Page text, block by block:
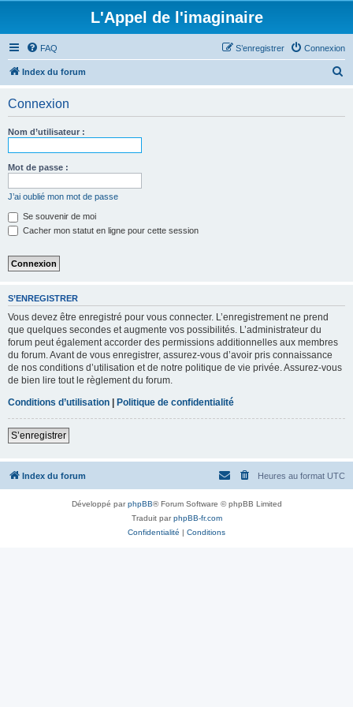
L'Appel de l'imaginaire
FAQ Connexion
S’enregistrer
Index du forum
Connexion
Nom d’utilisateur :
Mot de passe :
J’ai oublié mon mot de passe
Se souvenir de moi
Cacher mon statut en ligne pour cette session
S’ENREGISTRER
Vous devez être enregistré pour vous connecter. L’enregistrement ne prend
que quelques secondes et augmente vos possibilités. L’administrateur du
forum peut également accorder des permissions additionnelles aux membres
du forum. Avant de vous enregistrer, assurez-vous d’avoir pris connaissance
de nos conditions d’utilisation et de notre politique de vie privée. Assurez-vous
de bien lire tout le règlement du forum.
Conditions d’utilisation | Politique de confidentialité
S’enregistrer
Index du forum Heures au format UTC
Développé parphpBB® Forum Software © phpBB Limited
Traduit parphpBB-fr.com
Confidentialité | Conditions